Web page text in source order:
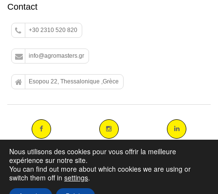
Contact
+30 2310 520 820
info@agromasters.gr
Esopou 22, Thessalonique ,Grèce
Copyright 2014 agromasters. - Web Design by ArtAbout.gr
Nous utilisons des cookies pour vous offrir la meilleure
expérience sur notre site.
You can find out more about which cookies we are using or
switch them off in settings.